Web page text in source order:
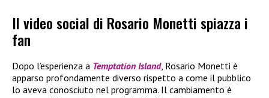
Il video social di Rosario Monetti spiazza i
fan
Dopo l’esperienza a Temptation Island, Rosario Monetti è
apparso profondamente diverso rispetto a come il pubblico
lo aveva conosciuto nel programma. Il cambiamento è